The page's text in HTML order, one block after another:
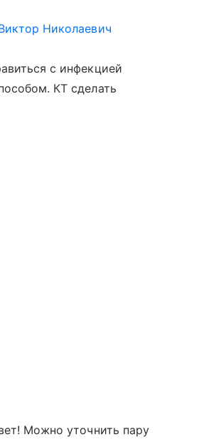
Николаевич
с инфекцией
КТ сделать
Можно уточнить пару